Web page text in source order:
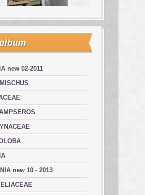
new 02-2011
new 10 - 2013